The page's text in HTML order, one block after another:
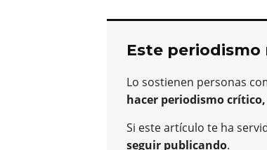
Este
Lo sostienen personas
hacer periodismo
Si este artículo te ha
seguir publicando.